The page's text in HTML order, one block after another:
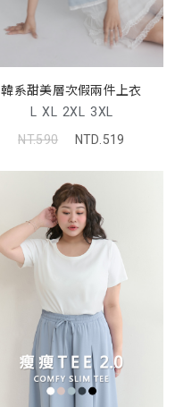
韓系甜美層次假兩件上衣
L XL 2XL 3XL
NT.590
NTD.519